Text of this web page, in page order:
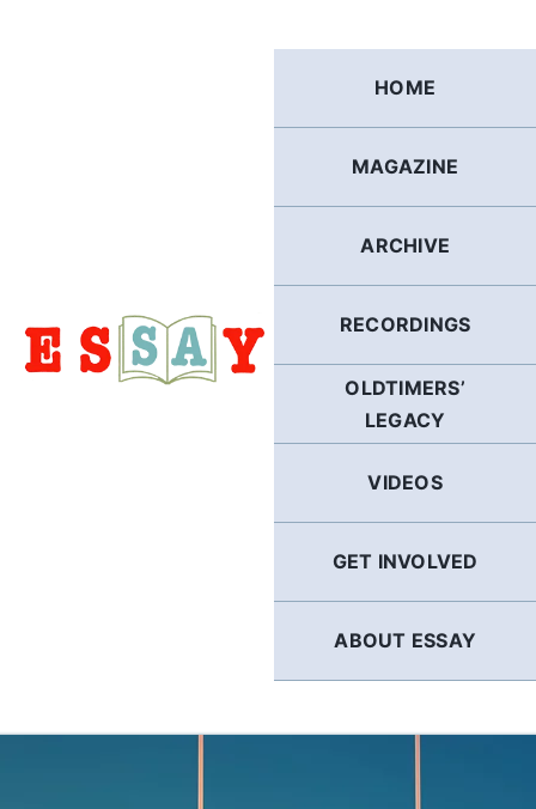
HOME
MAGAZINE
ARCHIVE
RECORDINGS
OLDTIMERS’
LEGACY
VIDEOS
GET INVOLVED
ABOUT ESSAY